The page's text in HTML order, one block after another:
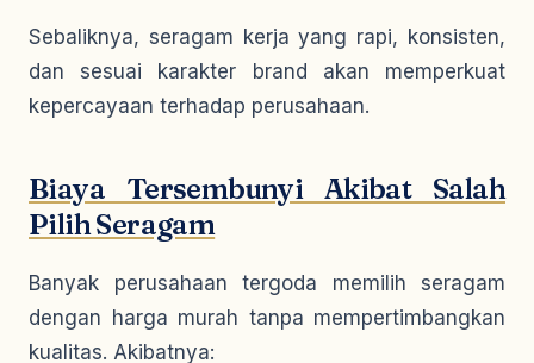
Sebaliknya, seragam kerja yang rapi, konsisten,
dan sesuai karakter brand akan memperkuat
kepercayaan terhadap perusahaan.
Biaya Tersembunyi Akibat Salah
Pilih Seragam
Banyak perusahaan tergoda memilih seragam
dengan harga murah tanpa mempertimbangkan
kualitas. Akibatnya: